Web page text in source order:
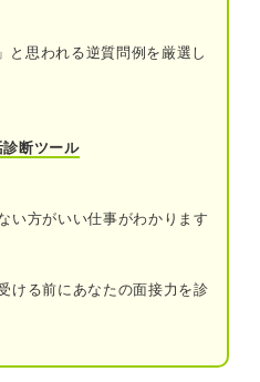
を持って考える力
別化する事前準備
と思われる逆質問例を厳選し
診断ツール
い方がいい仕事がわかります
ける前にあなたの面接力を診